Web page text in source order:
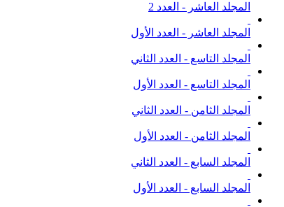
المجلد العاشر - العدد 2
المجلد العاشر - العدد الأول
المجلد التاسع - العدد الثاني
المجلد التاسع - العدد الأول
المجلد الثامن - العدد الثاني
المجلد الثامن - العدد الأول
المجلد السابع - العدد الثاني
المجلد السابع - العدد الأول